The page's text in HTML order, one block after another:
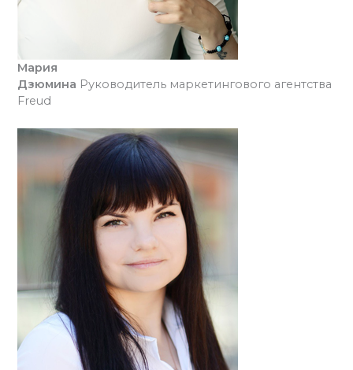
Мария
Дзюмина Руководитель маркетингового агентства
Freud